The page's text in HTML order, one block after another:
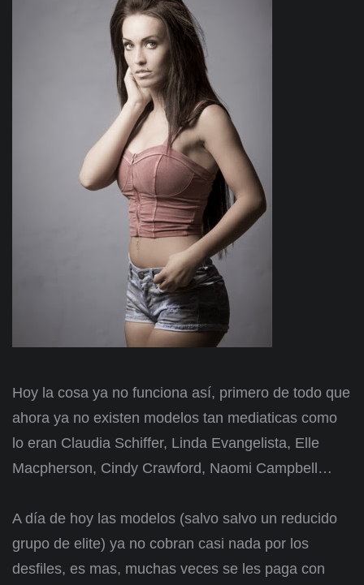
Hoy la cosa ya no funciona así, primero de todo que
ahora ya no existen modelos tan mediaticas como
lo eran Claudia Schiffer, Linda Evangelista, Elle
Macpherson, Cindy Crawford, Naomi Campbell…
A día de hoy las modelos (salvo salvo un reducido
grupo de elite) ya no cobran casi nada por los
desfiles, es mas, muchas veces se les paga con